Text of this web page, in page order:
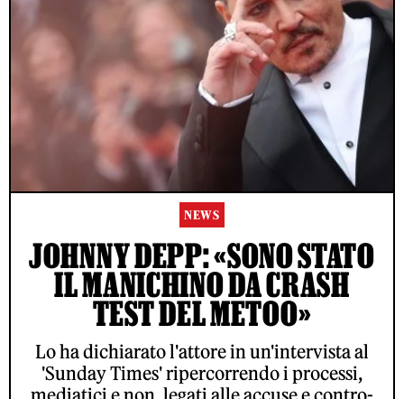
NEWS
JOHNNY DEPP: «SONO STATO
IL MANICHINO DA CRASH
TEST DEL METOO»
Lo ha dichiarato l'attore in un'intervista al
'Sunday Times' ripercorrendo i processi,